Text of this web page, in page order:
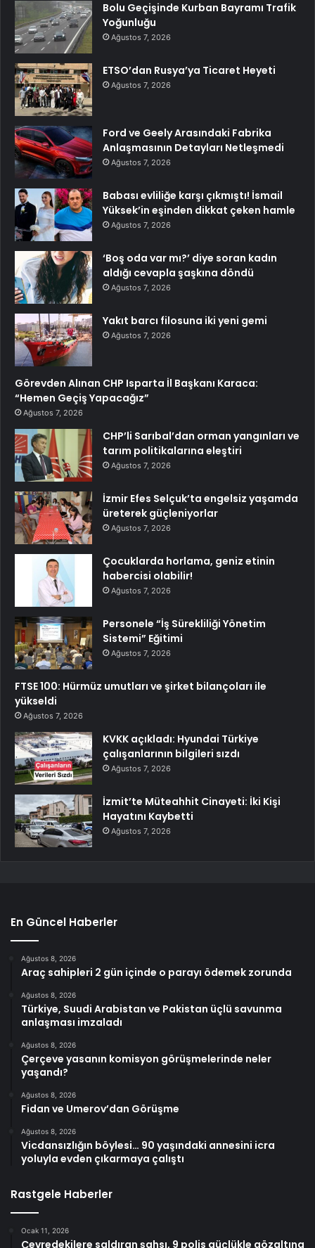
Bolu Geçişinde Kurban Bayramı Trafik
Yoğunluğu
Ağustos 7, 2026
ETSO’dan Rusya’ya Ticaret Heyeti
Ağustos 7, 2026
Ford ve Geely Arasındaki Fabrika
Anlaşmasının Detayları Netleşmedi
Ağustos 7, 2026
Babası evliliğe karşı çıkmıştı! İsmail
Yüksek’in eşinden dikkat çeken hamle
Ağustos 7, 2026
‘Boş oda var mı?’ diye soran kadın
aldığı cevapla şaşkına döndü
Ağustos 7, 2026
Yakıt barcı filosuna iki yeni gemi
Ağustos 7, 2026
Görevden Alınan CHP Isparta İl Başkanı Karaca:
“Hemen Geçiş Yapacağız”
Ağustos 7, 2026
CHP’li Sarıbal’dan orman yangınları ve
tarım politikalarına eleştiri
Ağustos 7, 2026
İzmir Efes Selçuk’ta engelsiz yaşamda
üreterek güçleniyorlar
Ağustos 7, 2026
Çocuklarda horlama, geniz etinin
habercisi olabilir!
Ağustos 7, 2026
Personele “İş Sürekliliği Yönetim
Sistemi” Eğitimi
Ağustos 7, 2026
FTSE 100: Hürmüz umutları ve şirket bilançoları ile
yükseldi
Ağustos 7, 2026
KVKK açıkladı: Hyundai Türkiye
çalışanlarının bilgileri sızdı
Ağustos 7, 2026
İzmit’te Müteahhit Cinayeti: İki Kişi
Hayatını Kaybetti
Ağustos 7, 2026
En Güncel Haberler
Ağustos 8, 2026
Araç sahipleri 2 gün içinde o parayı ödemek zorunda
Ağustos 8, 2026
Türkiye, Suudi Arabistan ve Pakistan üçlü savunma
anlaşması imzaladı
Ağustos 8, 2026
Çerçeve yasanın komisyon görüşmelerinde neler
yaşandı?
Ağustos 8, 2026
Fidan ve Umerov’dan Görüşme
Ağustos 8, 2026
Vicdansızlığın böylesi… 90 yaşındaki annesini icra
yoluyla evden çıkarmaya çalıştı
Rastgele Haberler
Ocak 11, 2026
Çevredekilere saldıran şahsı, 9 polis güçlükle gözaltına